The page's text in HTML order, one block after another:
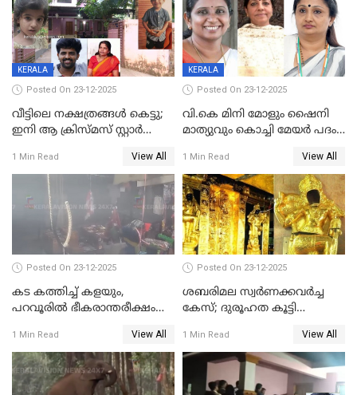
KERALA
Posted On 23-12-2025
വീട്ടിലെ നക്ഷത്രങ്ങൾ കെട്ടു;
ഇനി ആ ക്രിസ്മസ് സ്റ്റാർ
വേണ്ടിയുള്ള
പിടിവലിക്കിടയിൽ
അപ്പൂപ്പനെതിരെ പോക്സോ
കേസ് ഒടുവിൽ 4 ജീവനുകൾ
പൊലിഞ്ഞു
1 Min Read View All
KERALA
Posted On 23-12-2025
വി.കെ മിനി മോളും ഷൈനി
മാത്യുവും കൊച്ചി മേയർ പദം
മേയറാകില്ല
1 Min Read View All
Posted On 23-12-2025
കട കത്തിച്ച് കളയും,
പറവൂരില്‍ ഭീകരാന്തരീക്ഷം
1 Min Read View All
Posted On 23-12-2025
ശബരിമല സ്വര്‍ണക്കവര്‍ച്ച
കേസ്; ദുരൂഹത കൂട്ടി
1 Min Read View All